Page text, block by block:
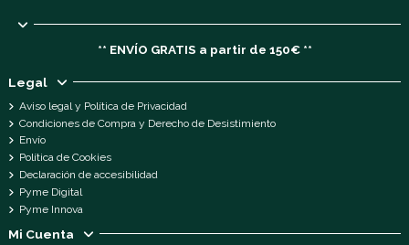
** ENVÍO GRATIS a partir de 150€ **
Legal
Aviso legal y Política de Privacidad
Condiciones de Compra y Derecho de Desistimiento
Envío
Política de Cookies
Declaración de accesibilidad
Pyme Digital
Pyme Innova
Mi Cuenta